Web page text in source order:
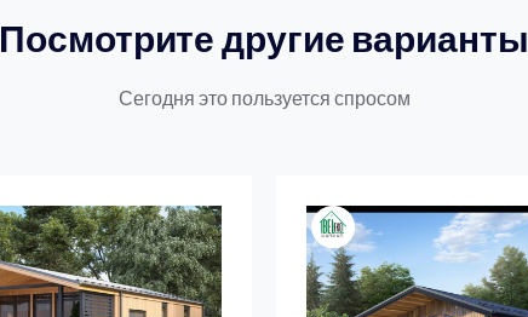
Посмотрите другие варианты
Сегодня это пользуется спросом